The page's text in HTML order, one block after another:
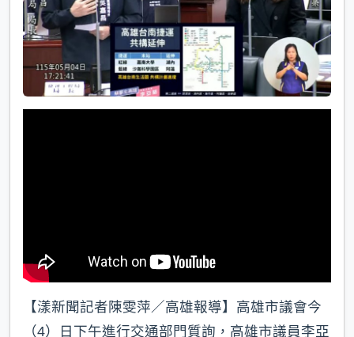
【漾新聞記者陳雯萍／高雄報導】高雄市議會今
（4）日下午進行交通部門質詢，高雄市議員李亞